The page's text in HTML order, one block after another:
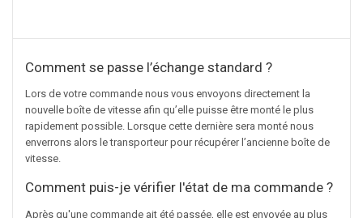
Comment se passe l’échange standard ?
Lors de votre commande nous vous envoyons directement la
nouvelle boîte de vitesse afin qu’elle puisse être monté le plus
rapidement possible. Lorsque cette dernière sera monté nous
enverrons alors le transporteur pour récupérer l’ancienne boîte de
vitesse.
Comment puis-je vérifier l'état de ma commande ?
Après qu'une commande ait été passée, elle est envoyée au plus